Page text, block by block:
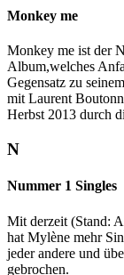
Monkey me
Monkey me ist der
Album,welches
Gegensatz zu
mit Laurent
Herbst 2013 durch
N
Nummer 1 Singles
Mit derzeit (Stand:
hat Mylène mehr
jeder andere und
gebrochen.